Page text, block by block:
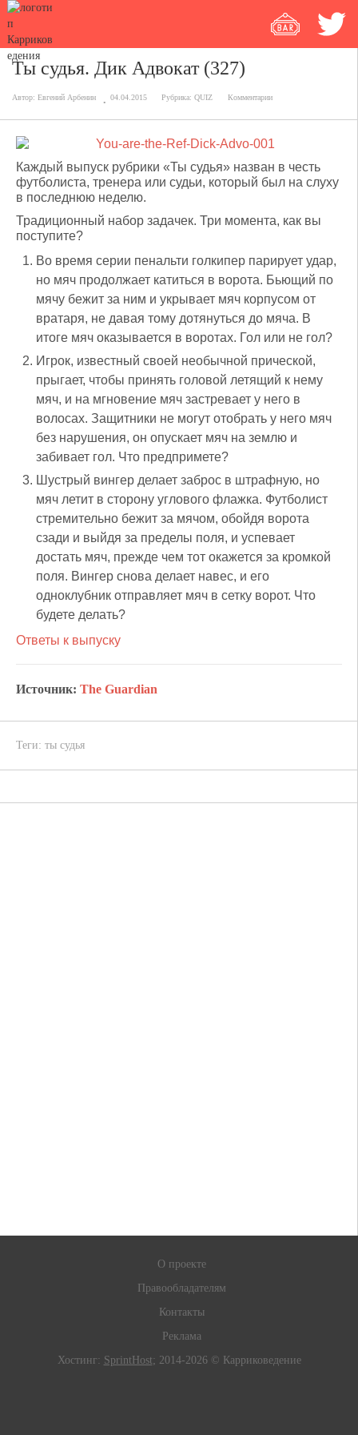
Ты судья. Дик Адвокат (327)
Автор: Евгений Арбенин 04.04.2015 Рубрика: QUIZ Комментарии
Каждый выпуск рубрики «Ты судья» назван в честь
футболиста, тренера или судьи, который был на слуху
в последнюю неделю.
Традиционный набор задачек. Три момента, как вы
поступите?
Во время серии пенальти голкипер парирует удар,
но мяч продолжает катиться в ворота. Бьющий по
мячу бежит за ним и укрывает мяч корпусом от
вратаря, не давая тому дотянуться до мяча. В
итоге мяч оказывается в воротах. Гол или не гол?
Игрок, известный своей необычной прической,
прыгает, чтобы принять головой летящий к нему
мяч, и на мгновение мяч застревает у него в
волосах. Защитники не могут отобрать у него мяч
без нарушения, он опускает мяч на землю и
забивает гол. Что предпримете?
Шустрый вингер делает заброс в штрафную, но
мяч летит в сторону углового флажка. Футболист
стремительно бежит за мячом, обойдя ворота
сзади и выйдя за пределы поля, и успевает
достать мяч, прежде чем тот окажется за кромкой
поля. Вингер снова делает навес, и его
одноклубник отправляет мяч в сетку ворот. Что
будете делать?
Ответы к выпуску
Источник: The Guardian
Теги: ты судья
О проекте
Правообладателям
Контакты
Реклама
Хостинг: SprintHost; 2014-2026 © Карриковедение